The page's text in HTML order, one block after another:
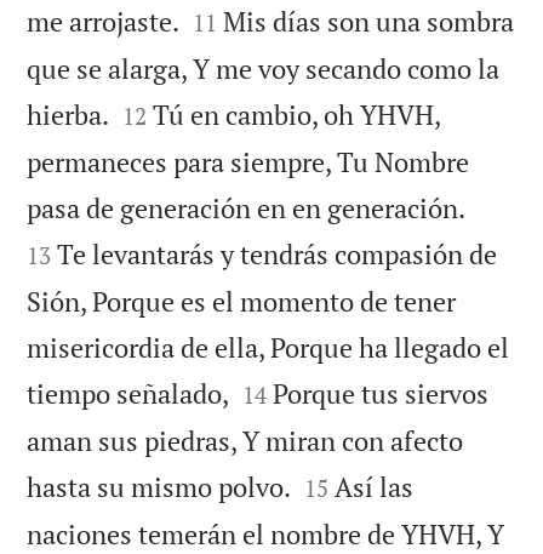
me arrojaste. 

11 Mis días son una sombra
que se alarga, Y me voy secando como la
hierba. 

12 Tú en cambio, oh YHVH,
permaneces para siempre, Tu Nombre
pasa de generación en en generación.
13 Te levantarás y tendrás compasión de
Sión, Porque es el momento de tener
misericordia de ella, Porque ha llegado el
tiempo señalado, 

14 Porque tus siervos
aman sus piedras, Y miran con afecto
hasta su mismo polvo. 

15 Así las
naciones temerán el nombre de YHVH, Y